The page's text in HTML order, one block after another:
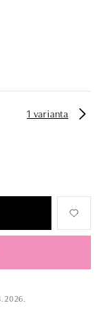
1 varianta